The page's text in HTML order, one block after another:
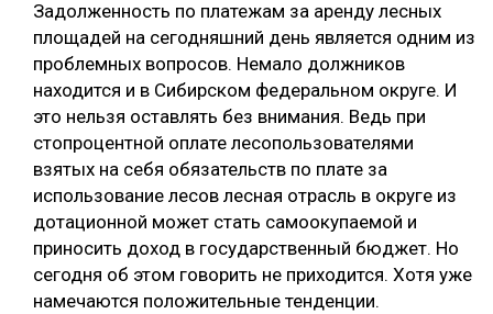
СУШКА ДРЕВЕСИНЫ
МЕБЕЛЬНОЕ ПРОИЗВОДСТВО
Задолженность по платежам за аренду лесных
площадей на сегодняшний день является одним из
проблемных вопросов. Немало должников
находится и в Сибирском федеральном округе. И
это нельзя оставлять без внимания. Ведь при
стопроцентной оплате лесопользователями
взятых на себя обязательств по плате за
использование лесов лесная отрасль в округе из
дотационной может стать самоокупаемой и
приносить доход в государственный бюджет. Но
сегодня об этом говорить не приходится. Хотя уже
намечаются положительные тенденции.